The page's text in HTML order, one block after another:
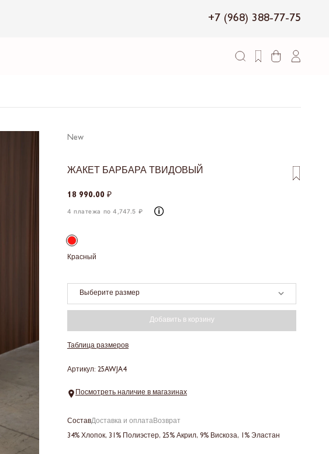
+7 (968) 388-77-75
New
ЖАКЕТ БАРБАРА ТВИДОВЫЙ
18 990.00 ₽
4 платежа по 4,747.5 ₽
Красный
Выберите размер
Добавить в корзину
Таблица размеров
Артикул: 25AWJA4
Посмотреть наличие в магазинах
СоставДоставка и оплатаВозврат
34% Хлопок, 31% Полиэстер, 25% Акрил, 9% Вискоза, 1% Эластан